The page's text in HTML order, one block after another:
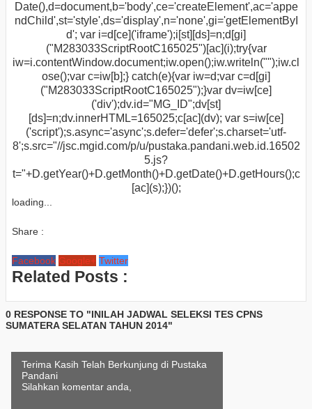
Date(),d=document,b='body',ce='createElement',ac='appe
ndChild',st='style',ds='display',n='none',gi='getElementByI
d'; var i=d[ce]('iframe');i[st][ds]=n;d[gi]
("M283033ScriptRootC165025")[ac](i);try{var
iw=i.contentWindow.document;iw.open();iw.writeln("");iw.cl
ose();var c=iw[b];} catch(e){var iw=d;var c=d[gi]
("M283033ScriptRootC165025");}var dv=iw[ce]
('div');dv.id="MG_ID";dv[st]
[ds]=n;dv.innerHTML=165025;c[ac](dv); var s=iw[ce]
('script');s.async='async';s.defer='defer';s.charset='utf-
8';s.src="//jsc.mgid.com/p/u/pustaka.pandani.web.id.16502
5.js?
t="+D.getYear()+D.getMonth()+D.getDate()+D.getHours();c
[ac](s);})();
loading...
Share :
Facebook Google+ Twitter
Related Posts :
0 RESPONSE TO "INILAH JADWAL SELEKSI TES CPNS
SUMATERA SELATAN TAHUN 2014"
Terima Kasih Telah Berkunjung di Pustaka
Pandani
Silahkan komentar anda,